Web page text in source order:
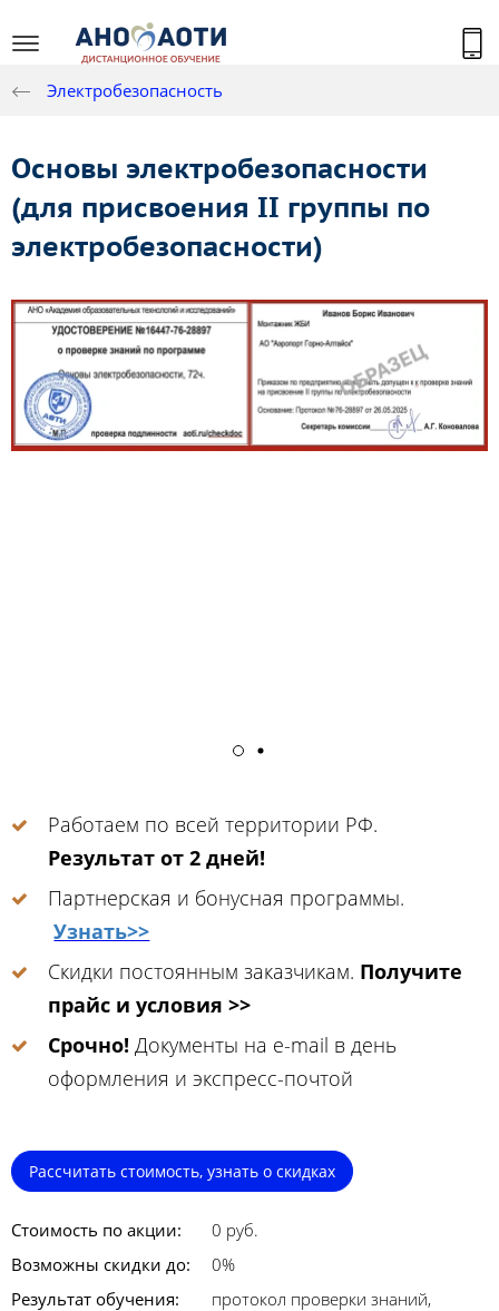
Электробезопасность
Основы электробезопасности
(для присвоения II группы по
электробезопасности)
Работаем по всей территории РФ.
Результат от 2 дней!
Партнерская и бонусная программы.
Узнать>>
Скидки постоянным заказчикам. Получите
прайс и условия >>
Срочно! Документы на e-mail в день
оформления и экспресс-почтой
Рассчитать стоимость, узнать о скидках
Стоимость по акции:
0 руб.
Возможны скидки до:
0%
Результат обучения:
протокол проверки знаний,